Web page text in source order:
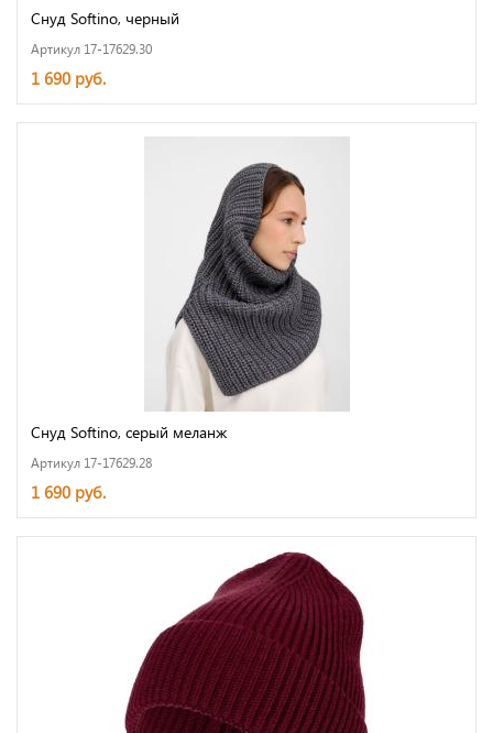
Снуд Softino, черный
Артикул 17-17629.30
1 690 руб.
Снуд Softino, серый меланж
Артикул 17-17629.28
1 690 руб.